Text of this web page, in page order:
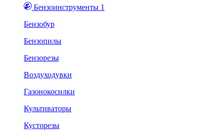
Бензоинструменты 1
Бензобур
Бензопилы
Бензорезы
Воздуходувки
Газонокосилки
Культиваторы
Кусторезы